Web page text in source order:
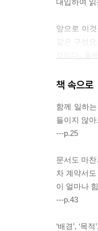
대입하여
앞으로 이
같은 구성
가장 중요
봅시다.
책 속으로
함께 일하
들이지 않
---p.25
문서도 마
차 계약서
이 얼마나
---p.43
‘배경’, ‘목